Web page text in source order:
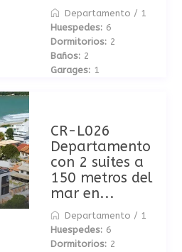
Departamento / 1
Huespedes: 6
Dormitorios: 2
Baños: 2
Garages: 1
CR-L026
Departamento
con 2 suites a
150 metros del
mar en...
Departamento / 1
Huespedes: 6
Dormitorios: 2